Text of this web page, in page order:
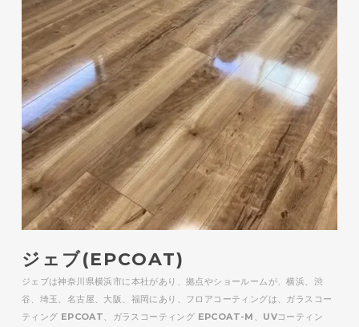
ジェブ(EPCOAT)
ジェブは神奈川県横浜市に本社があり、拠点やショールームが、横浜、渋
谷、埼玉、名古屋、大阪、福岡にあり、フロアコーティングは、ガラスコー
ティング EPCOAT、ガラスコーティング EPCOAT-M、UVコーティン